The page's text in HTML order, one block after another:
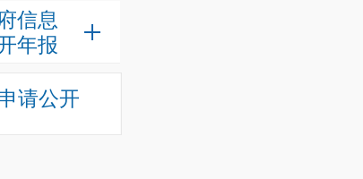
信息
年报
请公开